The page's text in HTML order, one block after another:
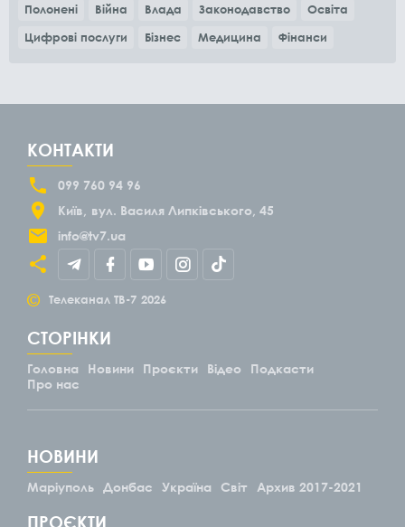
Полонені
Війна Влада Законодавство
Освіта
Цифрові послуги
Бізнес Медицина Фінанси
КОНТАКТИ
099 760 94 96
Київ
вул. Василя Липківського, 45
info@tv7.ua
© Телеканал ТВ-7 2026
СТОРІНКИ
Головна Новини Проєкти Відео
Подкасти
Про нас
НОВИНИ
Маріуполь Донбас Україна Світ Архив 2017-2021
ПРОЄКТИ